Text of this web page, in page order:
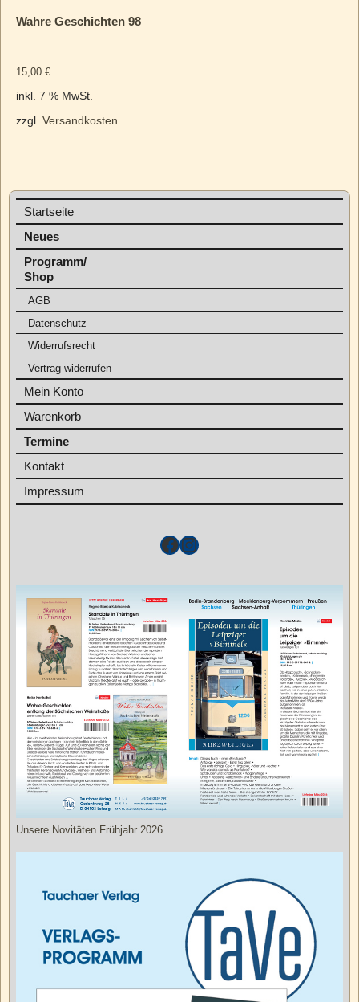
Wahre Geschichten 98
15,00 €
inkl. 7 % MwSt.
zzgl. Versandkosten
Startseite
Neues
Programm/
Shop
AGB
Datenschutz
Widerrufsrecht
Vertrag widerrufen
Mein Konto
Warenkorb
Termine
Kontakt
Impressum
Unsere Novitäten Frühjahr 2026.